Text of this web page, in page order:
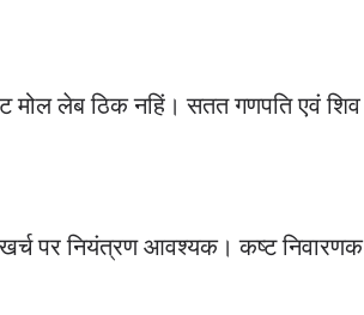
मोल लेब ठिक नहिं। सतत गणपति एवं शिव
पर नियंत्रण आवश्यक। कष्ट निवारणक